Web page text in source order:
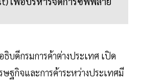
ธิบดีกรมการค้าต่างประเทศ เปิด
ษฐกิจและการค้าระหว่างประเทศมี